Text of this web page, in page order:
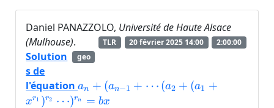
Daniel PANAZZOLO, Université de Haute Alsace
(Mulhouse). 2:00:00
20 février 2025 14:00
TLR
geo
Solution
s de
l'équationa_n+(a_{n−1}+⋯
(a_2+
an + (an−1 + ⋯ (a2 + (a1 +
xr1 )r2 ⋯)rn = bx